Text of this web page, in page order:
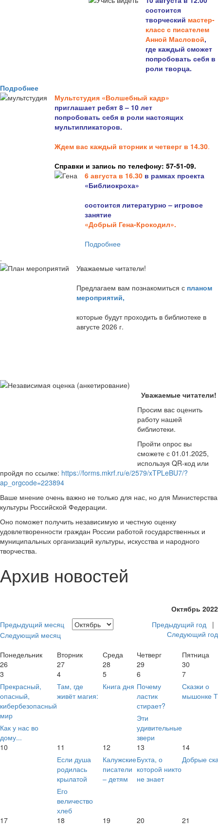
состоится
творческий мастер-
класс с писателем
Анной Масловой,
где каждый сможет
попробовать себя в
роли творца.
Подробнее
Мультстудия «Волшебный кадр»
приглашает ребят 8 – 10 лет
попробовать себя в роли настоящих
мультипликаторов.
Ждем вас каждый вторник и четверг в 14.30.
Справки и запись по телефону: 57-51-09.
6 августа в 16.30 в рамках проекта
«Библиокроха»
состоится литературно – игровое
занятие
«Добрый Гена-Крокодил».
Подробнее
.
Уважаемые читатели!
Предлагаем вам познакомиться с планом
мероприятий,
которые будут проходить в библиотеке в
августе 2026 г.
Уважаемые читатели!
Просим вас оценить
работу нашей
библиотеки.
Пройти опрос вы
сможете с 01.01.2025,
используя QR-код или
пройдя по ссылке: https://forms.mkrf.ru/e/2579/xTPLeBU7/?
ap_orgcode=223894
Ваше мнение очень важно не только для нас, но для Министерства
культуры Российской Федерации.
Оно поможет получить независимую и честную оценку
удовлетворенности граждан России работой государственных и
муниципальных организаций культуры, искусства и народного
творчества.
Архив новостей
Октябрь 2022
Предыдущий месяц
Следующий месяц
Предыдущий год |
Следующий год
Понедельник Вторник Среда Четверг
Пятница
26
27 28 29
30
3
Прекрасный,
опасный,
кибербезопасный
мир
Как у нас во
дому...
4
Там, где
живёт магия:
5
Книга дня
6
Почему
ластик
стирает?
Эти
удивительные
звери
7
Сказки о
мышонке
10
11
Если душа
родилась
крылатой
Его
величество
хлеб
12
Калужские
писатели
– детям
13
Бухта, о
которой никто
не знает
14
Добрые
17
18
19
20
21